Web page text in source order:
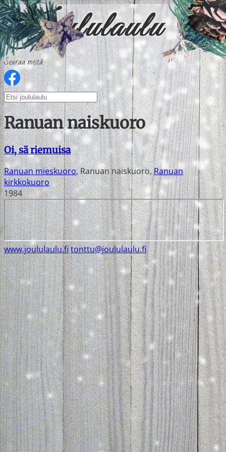
Seuraa meitä
Ranuan naiskuoro
Oi, sä riemuisa
Ranuan mieskuoro, Ranuan naiskuoro,Ranuan
kirkkokuoro
1984
www.joululaulu.fitonttu@joululaulu.fi